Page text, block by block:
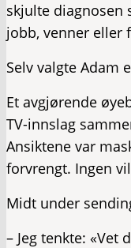
skjulte diagnosen
jobb, venner eller
Selv valgte Adam
Et avgjørende
TV-innslag
Ansiktene var
forvrengt. Ingen
Midt under
– Jeg tenkte: «Vet